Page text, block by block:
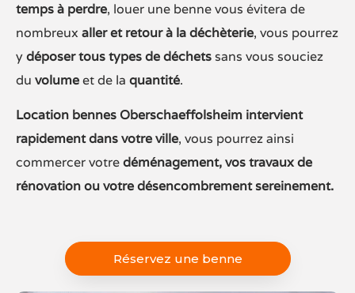
temps à perdre, louer une benne vous évitera de
nombreux aller et retour à la déchèterie, vous pourrez
ydéposer tous types de déchets sans vous souciez
du volumeet de la quantité.
Location bennes Oberschaeffolsheim intervient
rapidement dans votre ville, vous pourrez ainsi
commercer votredéménagement, vos travaux de
rénovation ou votre désencombrement sereinement.
Réservez une benne